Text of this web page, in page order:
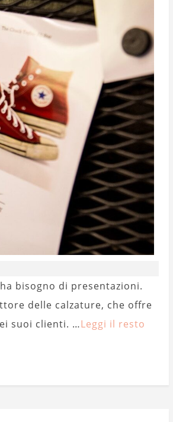
bisogno di presentazioni.
delle calzature, che offre
suoi clienti. …Leggi il resto